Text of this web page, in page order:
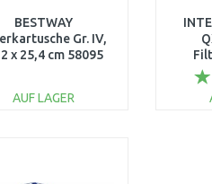
BESTWAY
Gr. IV,
x 25,4 cm 58095
AUF LAGER